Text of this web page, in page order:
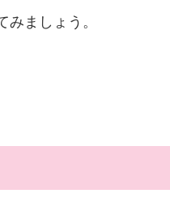
ましょう。